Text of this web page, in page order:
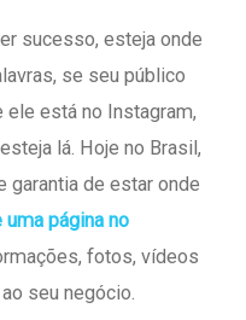
sucesso, esteja onde
se seu público
ele está no Instagram,
lá. Hoje no Brasil,
garantia de estar onde
uma página no
fotos, vídeos
seu negócio.